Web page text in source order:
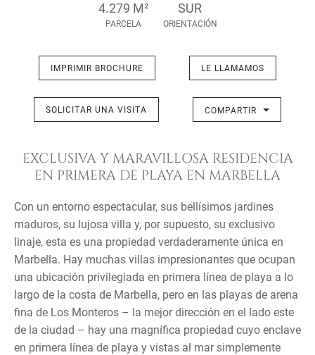
4.279 M²
PARCELA
SUR
ORIENTACIÓN
IMPRIMIR BROCHURE LE LLAMAMOS
SOLICITAR UNA VISITA COMPARTIR
EXCLUSIVA Y MARAVILLOSA RESIDENCIA
EN PRIMERA DE PLAYA EN MARBELLA
Con un entorno espectacular, sus bellísimos jardines
maduros, su lujosa villa y, por supuesto, su exclusivo
linaje, esta es una propiedad verdaderamente única en
Marbella. Hay muchas villas impresionantes que ocupan
una ubicación privilegiada en primera línea de playa a lo
largo de la costa de Marbella, pero en las playas de arena
fina de Los Monteros – la mejor dirección en el lado este
de la ciudad – hay una magnífica propiedad cuyo enclave
en primera línea de playa y vistas al mar simplemente